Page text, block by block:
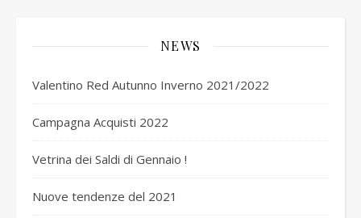
NEWS
Valentino Red Autunno Inverno 2021/2022
Campagna Acquisti 2022
Vetrina dei Saldi di Gennaio !
Nuove tendenze del 2021